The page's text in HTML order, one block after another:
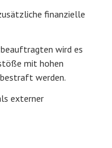
finanzielle
wird es
mit hohen
werden.
externer